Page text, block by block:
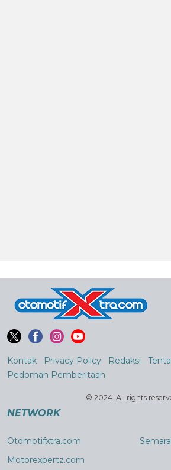
Kontak Privacy Policy Redaksi
Pedoman Pemberitaan
© 2024. All rights
NETWORK
Otomotifxtra.com
Motorexpertz.com